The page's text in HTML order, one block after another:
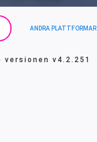
ANDRA PLATTFORMAR
versionenv4.2.251